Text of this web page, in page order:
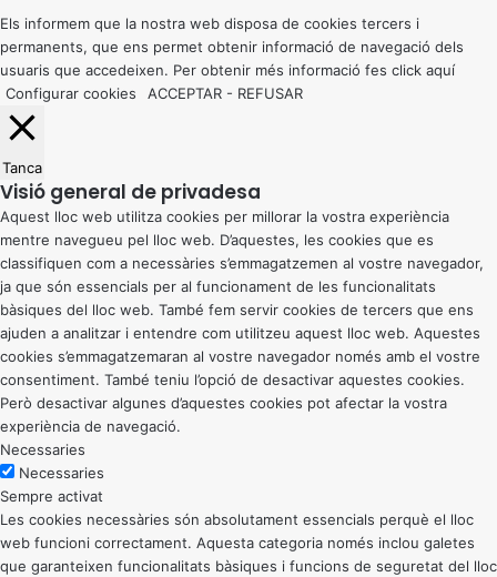
button
Els informem que la nostra web disposa de cookies tercers i
permanents, que ens permet obtenir informació de navegació dels
usuaris que accedeixen. Per obtenir més informació fes click aquí
Configurar cookies
ACCEPTAR - REFUSAR
Tanca
Visió general de privadesa
Aquest lloc web utilitza cookies per millorar la vostra experiència
mentre navegueu pel lloc web. D’aquestes, les cookies que es
classifiquen com a necessàries s’emmagatzemen al vostre navegador,
ja que són essencials per al funcionament de les funcionalitats
bàsiques del lloc web. També fem servir cookies de tercers que ens
ajuden a analitzar i entendre com utilitzeu aquest lloc web. Aquestes
cookies s’emmagatzemaran al vostre navegador només amb el vostre
consentiment. També teniu l’opció de desactivar aquestes cookies.
Però desactivar algunes d’aquestes cookies pot afectar la vostra
experiència de navegació.
Necessaries
Necessaries
Sempre activat
Les cookies necessàries són absolutament essencials perquè el lloc
web funcioni correctament. Aquesta categoria només inclou galetes
que garanteixen funcionalitats bàsiques i funcions de seguretat del lloc